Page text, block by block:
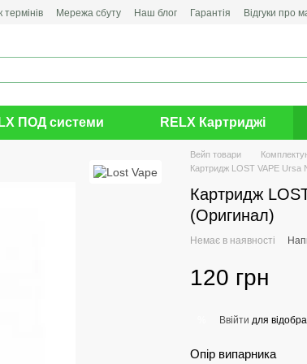
Мережа сбуту Наш блог Гарантія Відгуки про
ПОД системи RELX Картриджі
Вейп товари
Картридж LOST VAPE Ursa
Картридж
(Оригинал)
Немає в наявності
120 грн
Ввійти для
Опір випарника